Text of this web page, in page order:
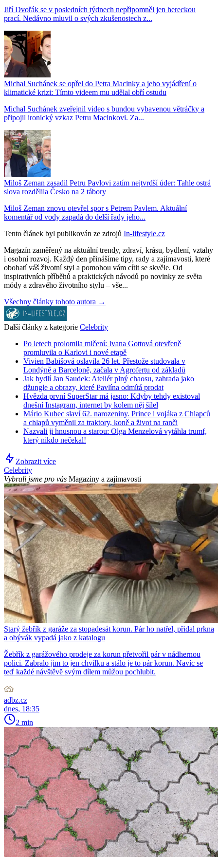
Jiří Dvořák se v posledních týdnech nepřipomněl jen hereckou
prací. Nedávno mluvil o svých zkušenostech z...
Michal Suchánek se opřel do Petra Macinky a jeho vyjádření o
klimatické krizi: Tímto videem mu udělal obří ostudu
Michal Suchánek zveřejnil video s bundou vybavenou větráčky a
připojil ironický vzkaz Petru Macinkovi. Za...
Miloš Zeman zasadil Petru Pavlovi zatím nejtvrdší úder: Tahle ostrá
slova rozdělila Česko na 2 tábory
Miloš Zeman znovu otevřel spor s Petrem Pavlem. Aktuální
komentář od vody zapadá do delší řady jeho...
Tento článek byl publikován ze zdrojů In-lifestyle.cz
Magazín zaměřený na aktuální trendy, zdraví, krásu, bydlení, vztahy
i osobní rozvoj. Každý den přinášíme tipy, rady a zajímavosti, které
obohatí váš životní styl a pomohou vám cítit se skvěle. Od
inspirativních příběhů a praktických návodů po novinky ze světa
módy a zdravého životního stylu – vše...
Všechny články tohoto autora →
Další články z kategorie Celebrity
Po letech prolomila mlčení: Ivana Gottová otevřeně
promluvila o Karlovi i nové etapě
Vivien Babišová oslavila 26 let. Přestože studovala v
Londýně a Barceloně, začala v Agrofertu od základů
Jak bydlí Jan Saudek: Ateliér plný chaosu, zahrada jako
džungle a obrazy, které Pavlína odmítá prodat
Hvězda první SuperStar má jasno: Kdyby tehdy existoval
dnešní Instagram, internet by kolem něj šílel
Mário Kubec slaví 62. narozeniny. Prince i vojáka z Chlapců
a chlapů vyměnil za traktory, koně a život na ranči
Nazvali ji hnusnou a starou: Olga Menzelová vytáhla trumf,
který nikdo nečekal!
Zobrazit více
Celebrity
Vybrali jsme pro vás Magazíny a zajímavosti
Starý žebřík z garáže za stopadesát korun. Pár ho natřel, přidal prkna
a obývák vypadá jako z katalogu
Žebřík z garážového prodeje za korun přetvořil pár v nádhernou
polici. Zabralo jim to jen chvilku a stálo je to pár korun. Navíc se
teď každé návštěvě svým dílem můžou pochlubit.
adbz.cz
dnes, 18:35
2 min